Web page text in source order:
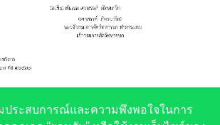
ประสบการณ์และความพึงพอใจในการ